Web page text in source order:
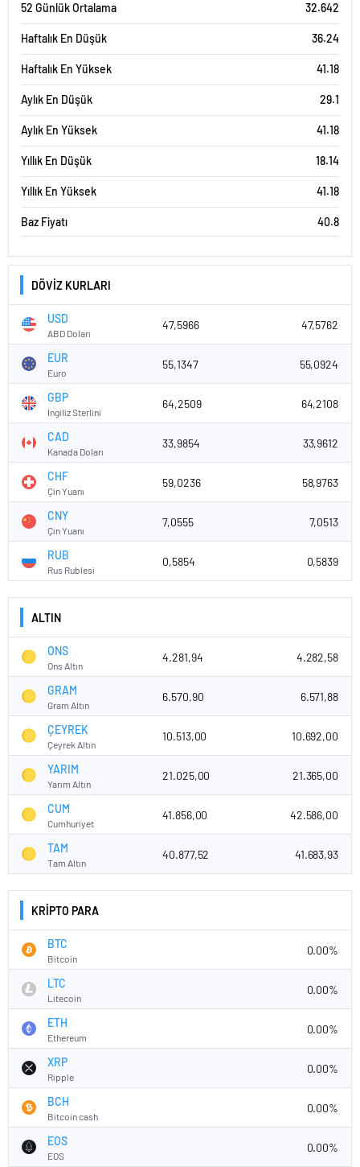
52 Günlük Ortalama 32.642
Haftalık En Düşük 36.24
Haftalık En Yüksek 41.18
Aylık En Düşük 29.1
Aylık En Yüksek 41.18
Yıllık En Düşük 18.14
Yıllık En Yüksek 41.18
Baz Fiyatı 40.8
DÖVİZ KURLARI
USD
ABD Doları
47,5966 47,5762
EUR
Euro
55,1347 55,0924
GBP
İngiliz Sterlini
64,2509 64,2108
CAD
Kanada Doları
33,9854 33,9612
CHF
Çin Yuanı
59,0236 58,9763
CNY
Çin Yuanı
7,0555 7,0513
RUB
Rus Rublesi
0,5854 0,5839
ALTIN
ONS
Ons Altın
4.281,94 4.282,58
GRAM
Gram Altın
6.570,90 6.571,88
ÇEYREK
Çeyrek Altın
10.513,00 10.692,00
YARIM
Yarım Altın
21.025,00 21.365,00
CUM
Cumhuriyet
41.856,00 42.586,00
TAM
Tam Altın
40.877,52 41.683,93
KRİPTO PARA
BTC
Bitcoin
0.00%
LTC
Litecoin
0.00%
ETH
Ethereum
0.00%
XRP
Ripple
0.00%
BCH
Bitcoin cash
0.00%
EOS
EOS
0.00%